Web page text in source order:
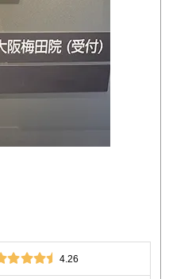
4.26